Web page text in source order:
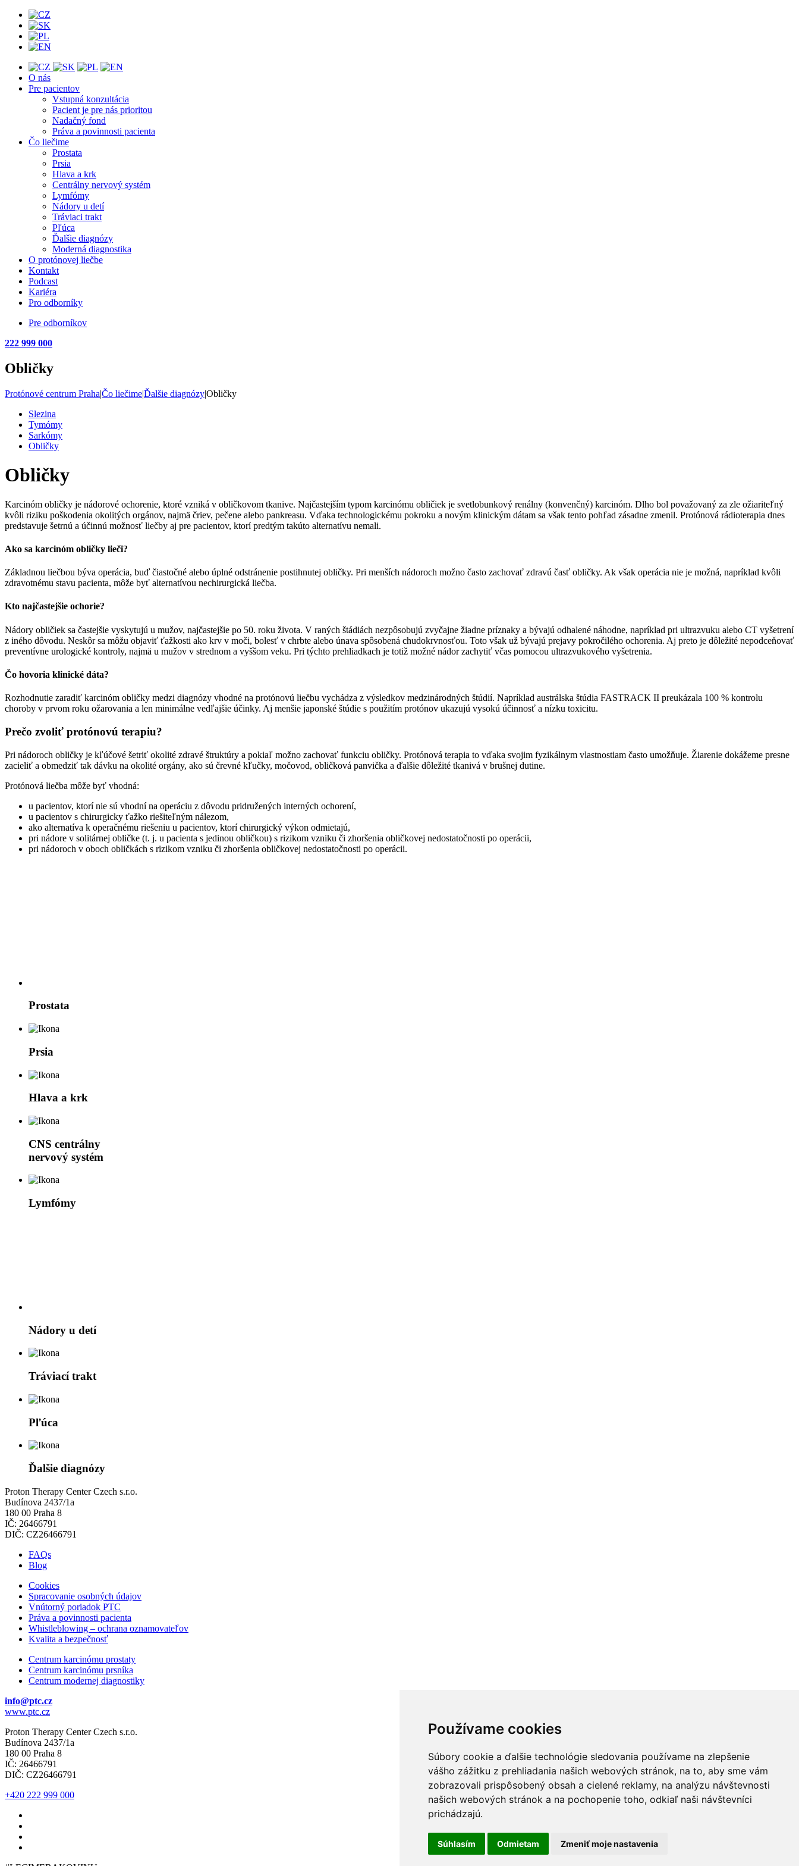
Používame cookies
Súbory cookie a ďalšie technológie sledovania používame na zlepšenie
vášho zážitku z prehliadania našich webových stránok, na to, aby sme vám
zobrazovali prispôsobený obsah a cielené reklamy, na analýzu návštevnosti
našich webových stránok a na pochopenie toho, odkiaľ naši návštevníci
prichádzajú.
Súhlasím Odmietam Zmeniť moje nastavenia
O nás
Pre pacientov
Vstupná konzultácia
Pacient je pre nás prioritou
Nadačný fond
Práva a povinnosti pacienta
Čo liečime
Prostata
Prsia
Hlava a krk
Centrálny nervový systém
Lymfómy
Nádory u detí
Tráviaci trakt
Pľúca
Ďalšie diagnózy
Moderná diagnostika
O protónovej liečbe
Kontakt
Podcast
Kariéra
Pro odborníky
Pre odborníkov
222 999 000
Obličky
Protónové centrum Praha|Čo liečime|Ďalšie diagnózy|Obličky
Slezina
Tymómy
Sarkómy
Obličky
Obličky
Karcinóm obličky je nádorové ochorenie, ktoré vzniká v obličkovom tkanive. Najčastejším typom karcinómu obličiek je svetlobunkový renálny (konvenčný) karcinóm. Dlho bol považovaný za zle ožiariteľný
kvôli riziku poškodenia okolitých orgánov, najmä čriev, pečene alebo pankreasu. Vďaka technologickému pokroku a novým klinickým dátam sa však tento pohľad zásadne zmenil. Protónová rádioterapia dnes
predstavuje šetrnú a účinnú možnosť liečby aj pre pacientov, ktorí predtým takúto alternatívu nemali.
Ako sa karcinóm obličky lieči?
Základnou liečbou býva operácia, buď čiastočné alebo úplné odstránenie postihnutej obličky. Pri menších nádoroch možno často zachovať zdravú časť obličky. Ak však operácia nie je možná, napríklad kvôli
zdravotnému stavu pacienta, môže byť alternatívou nechirurgická liečba.
Kto najčastejšie ochorie?
Nádory obličiek sa častejšie vyskytujú u mužov, najčastejšie po 50. roku života. V raných štádiách nezpôsobujú zvyčajne žiadne príznaky a bývajú odhalené náhodne, napríklad pri ultrazvuku alebo CT vyšetrení
z iného dôvodu. Neskôr sa môžu objaviť ťažkosti ako krv v moči, bolesť v chrbte alebo únava spôsobená chudokrvnosťou. Toto však už bývajú prejavy pokročilého ochorenia. Aj preto je dôležité nepodceňovať
preventívne urologické kontroly, najmä u mužov v strednom a vyššom veku. Pri týchto prehliadkach je totiž možné nádor zachytiť včas pomocou ultrazvukového vyšetrenia.
Čo hovoria klinické dáta?
Rozhodnutie zaradiť karcinóm obličky medzi diagnózy vhodné na protónovú liečbu vychádza z výsledkov medzinárodných štúdií. Napríklad austrálska štúdia FASTRACK II preukázala 100 % kontrolu
choroby v prvom roku ožarovania a len minimálne vedľajšie účinky. Aj menšie japonské štúdie s použitím protónov ukazujú vysokú účinnosť a nízku toxicitu.
Prečo zvoliť protónovú terapiu?
Pri nádoroch obličky je kľúčové šetriť okolité zdravé štruktúry a pokiaľ možno zachovať funkciu obličky. Protónová terapia to vďaka svojim fyzikálnym vlastnostiam často umožňuje. Žiarenie dokážeme presne
zacieliť a obmedziť tak dávku na okolité orgány, ako sú črevné kľučky, močovod, obličková panvička a ďalšie dôležité tkanivá v brušnej dutine.
Protónová liečba môže byť vhodná:
u pacientov, ktorí nie sú vhodní na operáciu z dôvodu pridružených interných ochorení,
u pacientov s chirurgicky ťažko riešiteľným nálezom,
ako alternatíva k operačnému riešeniu u pacientov, ktorí chirurgický výkon odmietajú,
pri nádore v solitárnej obličke (t. j. u pacienta s jedinou obličkou) s rizikom vzniku či zhoršenia obličkovej nedostatočnosti po operácii,
pri nádoroch v oboch obličkách s rizikom vzniku či zhoršenia obličkovej nedostatočnosti po operácii.
Prostata
Prsia
Hlava a krk
CNS centrálny
nervový systém
Lymfómy
Nádory u detí
Tráviací trakt
Pľúca
Ďalšie diagnózy
Proton Therapy Center Czech s.r.o.
Budínova 2437/1a
180 00 Praha 8
IČ: 26466791
DIČ: CZ26466791
FAQs
Blog
Cookies
Spracovanie osobných údajov
Vnútorný poriadok PTC
Práva a povinnosti pacienta
Whistleblowing – ochrana oznamovateľov
Kvalita a bezpečnosť
Centrum karcinómu prostaty
Centrum karcinómu prsníka
Centrum modernej diagnostiky
info@ptc.cz
www.ptc.cz
Proton Therapy Center Czech s.r.o.
Budínova 2437/1a
180 00 Praha 8
IČ: 26466791
DIČ: CZ26466791
+420 222 999 000